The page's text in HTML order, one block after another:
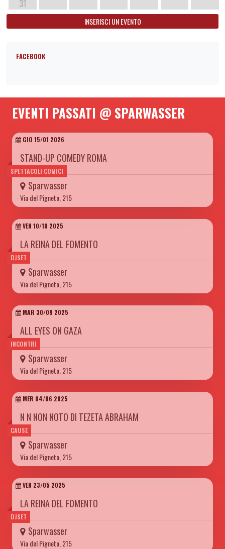
31
INSERISCI UN EVENTO
FACEBOOK
EVENTI PASSATI @ SPARWASSER
SPETTACOLI COMICI
GIO 15/01 2026
STAND-UP COMEDY ROMA
Sparwasser
Via del Pigneto, 215
DJSET
VEN 10/10 2025
LA REINA DEL FOMENTO
Sparwasser
Via del Pigneto, 215
INCONTRI
MAR 30/09 2025
ALL EYES ON GAZA
Sparwasser
Via del Pigneto, 215
CAUSE
MER 04/06 2025
N N NON NOTO DI TEZETA ABRAHAM
Sparwasser
Via del Pigneto, 215
DJSET
VEN 23/05 2025
LA REINA DEL FOMENTO
Sparwasser
Via del Pigneto, 215